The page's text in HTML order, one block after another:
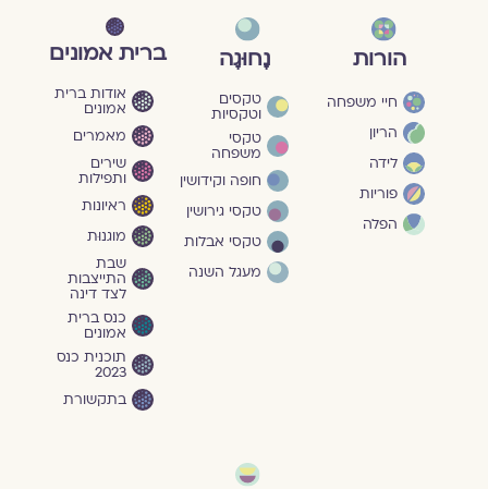
הורות
חיי משפחה
הריון
לידה
פוריות
הפלה
נָחוּגָה
טקסים
וטקסיות
טקסי
משפחה
חופה וקידושין
טקסי גירושין
טקסי אבלות
מעגל השנה
ברית אמונים
אודות ברית
אמונים
מאמרים
שירים
ותפילות
ראיונות
מוגנוּת
שבת
התייצבות
לצד דינה
כנס ברית
אמונים
תוכנית כנס
2023
בתקשורת